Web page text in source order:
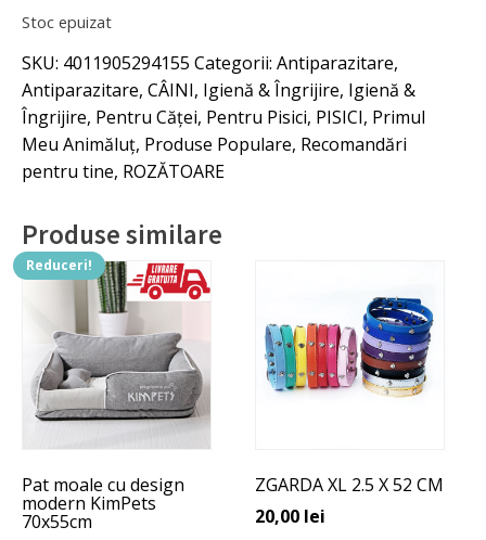
25,00 lei.
Stoc epuizat
SKU: 4011905294155 Categorii: Antiparazitare,
Antiparazitare, CÂINI, Igienă & Îngrijire, Igienă &
Îngrijire, Pentru Căței, Pentru Pisici, PISICI, Primul
Meu Animăluț, Produse Populare, Recomandări
pentru tine, ROZĂTOARE
Produse similare
Reduceri!
Pat moale cu design
modern KimPets
70x55cm
ZGARDA XL 2.5 X 52 CM
20,00 lei
are
mai
multe
fi
alese